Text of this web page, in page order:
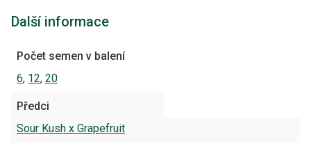
Další informace
Počet semen v balení
6, 12, 20
Předci
Sour Kush x Grapefruit